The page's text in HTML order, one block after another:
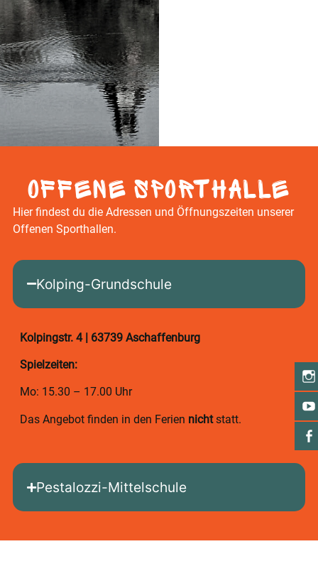
Offene Sporthalle
Hier findest du die Adressen und Öffnungszeiten unserer
Offenen Sporthallen.
Kolping-Grundschule
Kolpingstr. 4 | 63739 Aschaffenburg
Spielzeiten:
Mo: 15.30 – 17.00 Uhr
Das Angebot finden in den Ferien nichtstatt.
Pestalozzi-Mittelschule